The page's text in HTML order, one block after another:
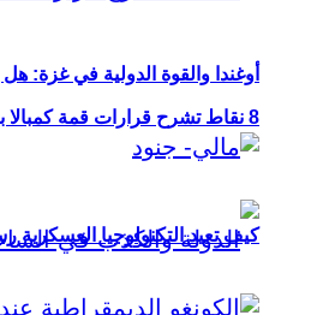
8 نقاط تشرح قرارات قمة كمبالا بشأن “بعثة أوصوم” في الصومال؟
أوغندا والقوة الدولية في غزة:
كيف تعيد التكنولوجيا العسكرية